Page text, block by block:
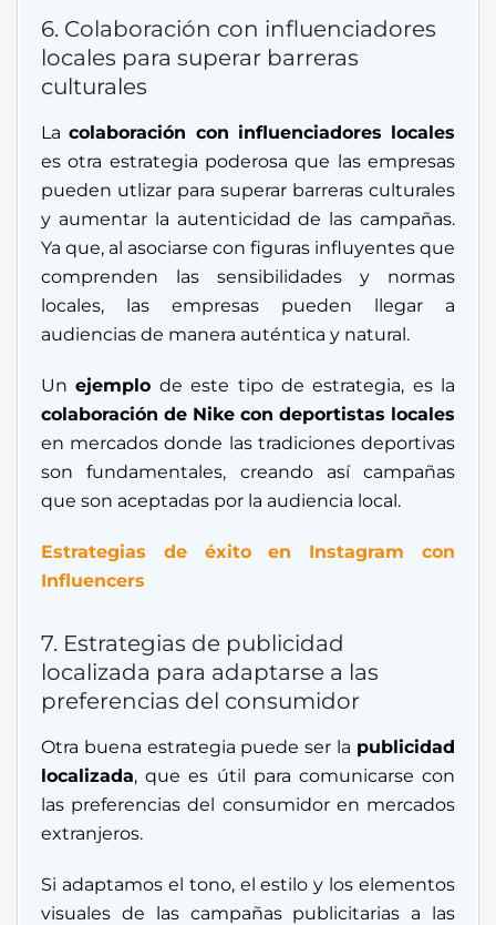
6. Colaboración con influenciadores
locales para superar barreras
culturales
Lacolaboración con influenciadores locales
es otra estrategia poderosa que las empresas
pueden utlizar para superar barreras culturales
y aumentar la autenticidad de las campañas.
Ya que, al asociarse con figuras influyentes que
comprenden las sensibilidades y normas
locales, las empresas pueden llegar a
audiencias de manera auténtica y natural.
Unejemplo de este tipo de estrategia, es la
colaboración de Nike con deportistas locales
en mercados donde las tradiciones deportivas
son fundamentales, creando así campañas
que son aceptadas por la audiencia local.
Estrategias de éxito en Instagram con
Influencers
7. Estrategias de publicidad
localizada para adaptarse a las
preferencias del consumidor
Otra buena estrategia puede ser la publicidad
localizada, que es útil para comunicarse con
las preferencias del consumidor en mercados
extranjeros.
Si adaptamos el tono, el estilo y los elementos
visuales de las campañas publicitarias a las